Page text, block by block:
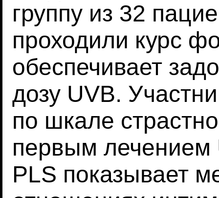
группу из 32
проходили курс
обеспечивает
дозу UVB.
по шкале
первым лечением
PLS показывает